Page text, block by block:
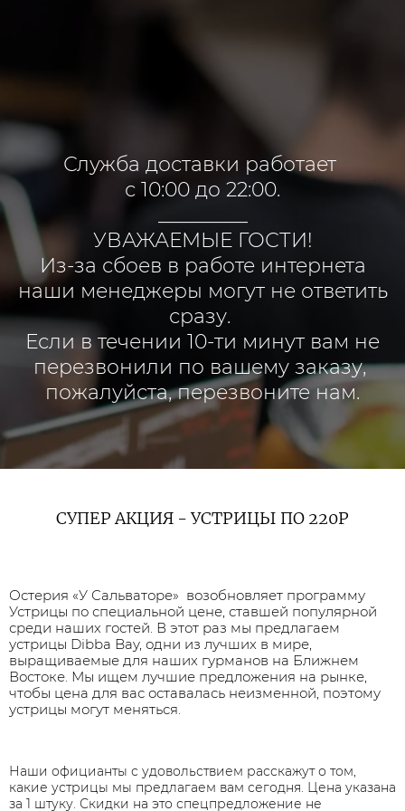
Служба доставки работает
с 10:00 до 22:00.
УВАЖАЕМЫЕ ГОСТИ!
Из-за сбоев в работе интернета
наши менеджеры могут не ответить
сразу.
Если в течении 10-ти минут вам не
перезвонили по вашему заказу,
пожалуйста, перезвоните нам.
СУПЕР АКЦИЯ - УСТРИЦЫ ПО 220Р
Остерия «У Сальваторе» возобновляет программу
Устрицы по специальной цене, ставшей популярной
среди наших гостей. В этот раз мы предлагаем
устрицы Dibba Bay, одни из лучших в мире,
выращиваемые для наших гурманов на Ближнем
Востоке. Мы ищем лучшие предложения на рынке,
чтобы цена для вас оставалась неизменной, поэтому
устрицы могут меняться.
Наши официанты с удовольствием расскажут о том,
какие устрицы мы предлагаем вам сегодня. Цена указана
за 1 штуку. Скидки на это спецпредложение не